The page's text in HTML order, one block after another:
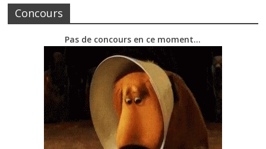
Concours
Pas de concours en ce moment…